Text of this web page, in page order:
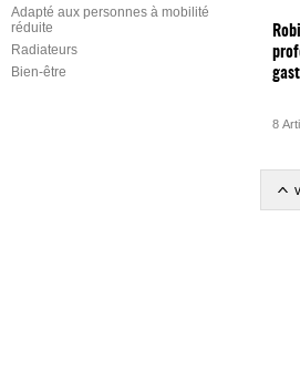
Adapté aux personnes à mobilité
réduite
Radiateurs
Bien-être
8